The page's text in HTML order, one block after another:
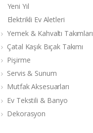
Yeni Yıl
Elektrikli Ev Aletleri
Yemek & Kahvaltı Takımları
Çatal Kaşık Bıçak Takımı
Pişirme
Servis & Sunum
Mutfak Aksesuarları
Ev Tekstili & Banyo
Dekorasyon